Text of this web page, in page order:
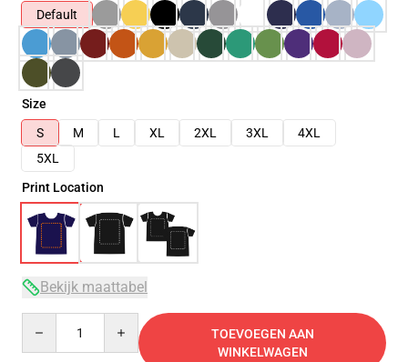
Default
Size
S
M L XL 2XL 3XL
4XL
5XL
Print Location
Bekijk maattabel
TOEVOEGEN AAN
WINKELWAGEN